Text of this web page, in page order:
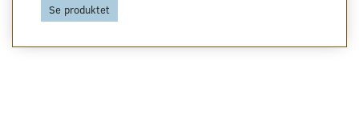
Se produktet